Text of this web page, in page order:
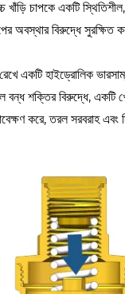
চাপকে একটি
অবস্থার বিরুদ্ধে সুরক্ষিত
রেখে একটি হাইড্রোলিক
বন্ধ শক্তির বিরুদ্ধে,
করে, তরল সরবরাহ